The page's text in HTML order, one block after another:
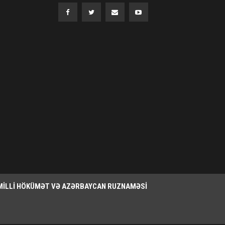
HÖKÜMƏT VƏ AZƏRBAYCAN RUZNAMƏSI